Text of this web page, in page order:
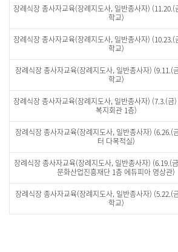
장례식장 종사자교육(장례지도사, 일반종사자) (11.20.(
학교)
장례식장 종사자교육(장례지도사, 일반종사자) (10.23.(
학교)
장례식장 종사자교육(장례지도사, 일반종사자) (9.11.(
학교)
장례식장 종사자교육(장례지도사, 일반종사자) (7.3.(금
복지회관 1층)
장례식장 종사자교육(장례지도사, 일반종사자) (6.26.(
터 다목적실)
장례식장 종사자교육(장례지도사, 일반종사자) (6.19.(
문화산업진흥재단 1층 에듀피아 영상관)
장례식장 종사자교육(장례지도사, 일반종사자) (5.22.(
학교)